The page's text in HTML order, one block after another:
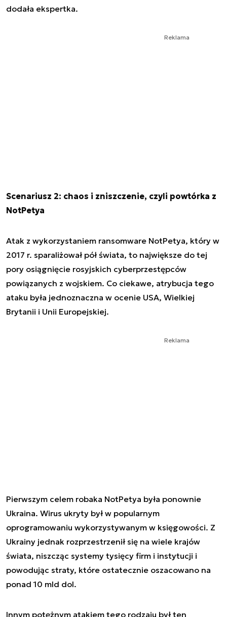
dodała ekspertka.
Reklama
Scenariusz 2: chaos i zniszczenie, czyli powtórka z
NotPetya
Atak z wykorzystaniem ransomware NotPetya, który w
2017 r. sparaliżował pół świata, to największe do tej
pory osiągnięcie rosyjskich cyberprzestępców
powiązanych z wojskiem. Co ciekawe, atrybucja tego
ataku była jednoznaczna w ocenie USA, Wielkiej
Brytanii i Unii Europejskiej.
Reklama
Pierwszym celem robaka NotPetya była ponownie
Ukraina. Wirus ukryty był w popularnym
oprogramowaniu wykorzystywanym w księgowości. Z
Ukrainy jednak rozprzestrzenił się na wiele krajów
świata, niszcząc systemy tysięcy firm i instytucji i
powodując straty, które ostatecznie oszacowano na
ponad 10 mld dol.
Innym potężnym atakiem tego rodzaju był ten